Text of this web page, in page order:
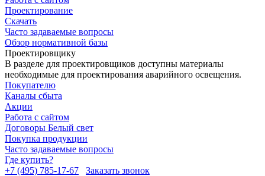
Проектирование
Скачать
Часто задаваемые вопросы
Обзор нормативной базы
Проектировщику
В разделе для проектировщиков доступны материалы
необходимые для проектирования аварийного освещения.
Покупателю
Каналы сбыта
Акции
Работа с сайтом
Договоры Белый свет
Покупка продукции
Часто задаваемые вопросы
Где купить?
+7 (495) 785-17-67
Заказать звонок